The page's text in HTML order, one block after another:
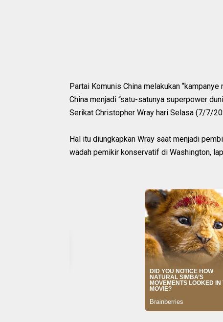
Partai Komunis China melakukan
China menjadi “satu-satunya superpower
Serikat Christopher Wray hari Selasa (7/7/
Hal itu diungkapkan Wray saat menjadi
wadah pemikir konservatif di Washington,